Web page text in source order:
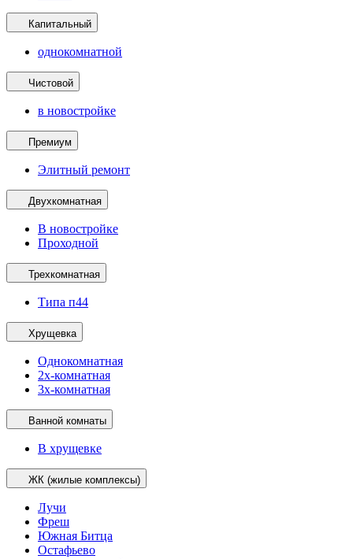
Капитальный
однокомнатной
Чистовой
в новостройке
Премиум
Элитный ремонт
Двухкомнатная
В новостройке
Проходной
Трехкомнатная
Типа п44
Хрущевка
Однокомнатная
2х-комнатная
3х-комнатная
Ванной комнаты
В хрущевке
ЖК (жилые комплексы)
Лучи
Фреш
Южная Битца
Остафьево